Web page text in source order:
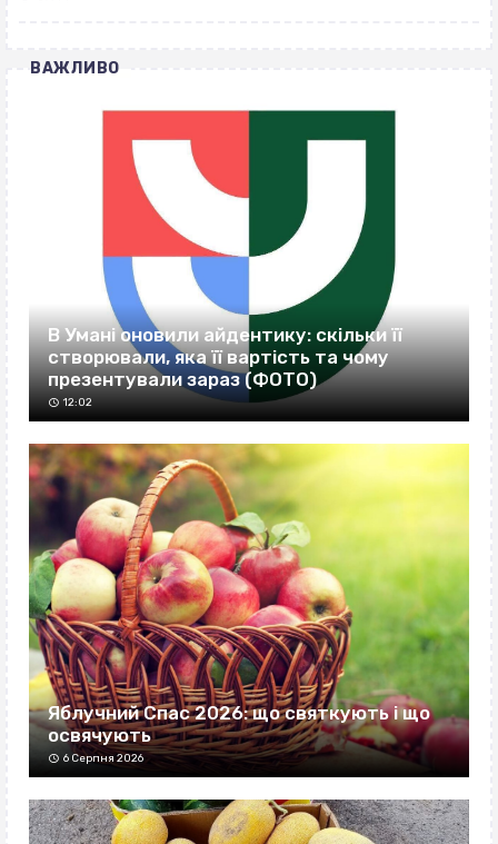
ВАЖЛИВО
В Умані оновили айдентику: скільки її
створювали, яка її вартість та чому
презентували зараз (ФОТО)
12:02
Яблучний Спас 2026: що святкують і що
освячують
6 Серпня 2026